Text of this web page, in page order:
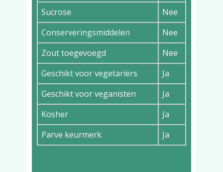
Sucrose
Nee
Conserveringsmiddelen
Nee
Zout toegevoegd
Nee
Geschikt voor vegetariërs
Ja
Geschikt voor veganisten
Ja
Kosher
Ja
Parve keurmerk
Ja